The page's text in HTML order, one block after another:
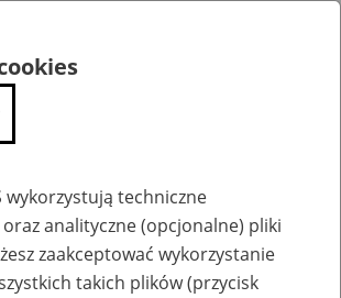
wykorzystują techniczne
analityczne (opcjonalne) pliki
zaakceptować wykorzystanie
takich plików (przycisk